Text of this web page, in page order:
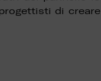
di creare